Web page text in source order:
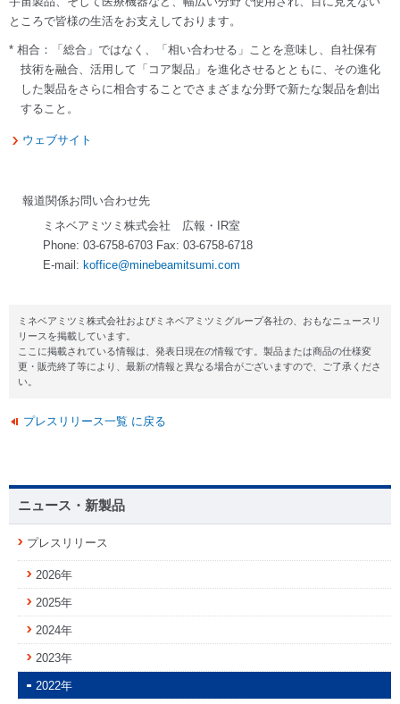
ところで皆様の生活をお支えしております。
* 相合：「総合」ではなく、「相い合わせる」ことを意味し、自社保有
技術を融合、活用して「コア製品」を進化させるとともに、その進化
した製品をさらに相合することでさまざまな分野で新たな製品を創出
すること。
ウェブサイト
報道関係お問い合わせ先
ミネベアミツミ株式会社 広報・IR室
Phone: 03-6758-6703 Fax: 03-6758-6718
E-mail: koffice@minebeamitsumi.com
ミネベアミツミ株式会社およびミネベアミツミグループ各社の、おもなニュースリ
リースを掲載しています。
ここに掲載されている情報は、発表日現在の情報です。製品または商品の仕様変
更・販売終了等により、最新の情報と異なる場合がございますので、ご了承くださ
い。
プレスリリース一覧 に戻る
ニュース・新製品
プレスリリース
2026年
2025年
2024年
2023年
2022年